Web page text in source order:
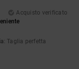
Acquisto verificato
: Taglia perfetta